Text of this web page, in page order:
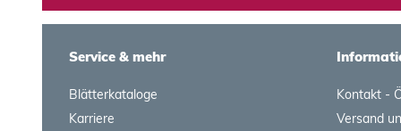
Service & mehr
Blätterkataloge
Karriere
Kontakt -
Versand